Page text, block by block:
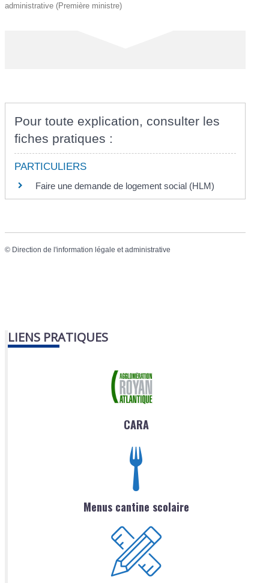
administrative (Première ministre)
Pour toute explication, consulter les
fiches pratiques :
PARTICULIERS
Faire une demande de logement social (HLM)
© Direction de l'information légale et administrative
LIENS PRATIQUES
CARA
Menus cantine scolaire